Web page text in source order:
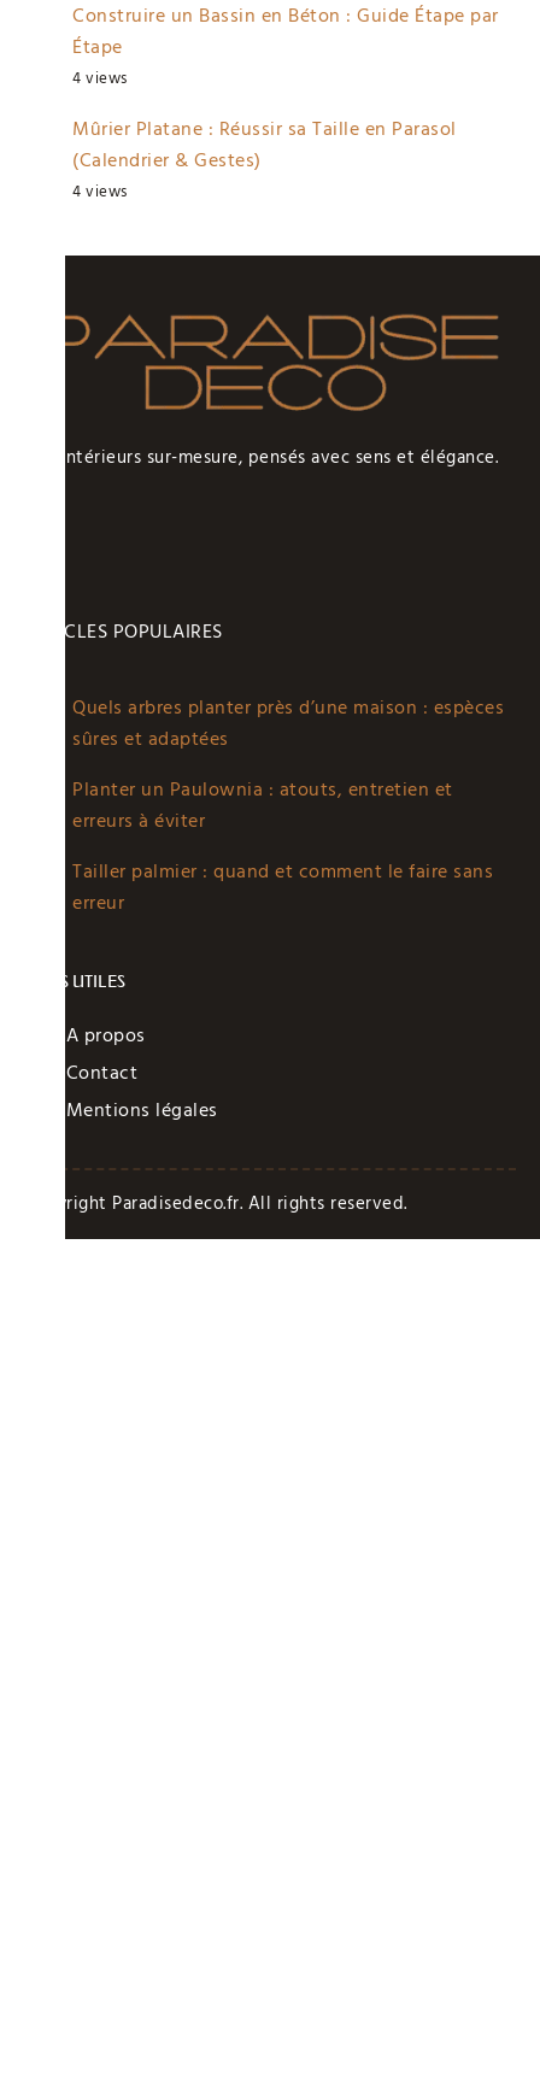
Construire un Bassin en Béton : Guide Étape par
Étape
4 views
Mûrier Platane : Réussir sa Taille en Parasol
(Calendrier & Gestes)
4 views
Des intérieurs sur-mesure, pensés avec sens et élégance.
ARTICLES POPULAIRES
Quels arbres planter près d’une maison : espèces
sûres et adaptées
Planter un Paulownia : atouts, entretien et
erreurs à éviter
Tailler palmier : quand et comment le faire sans
erreur
LIENS UTILES
A propos
Contact
Mentions légales
Copyright Paradisedeco.fr. All rights reserved.